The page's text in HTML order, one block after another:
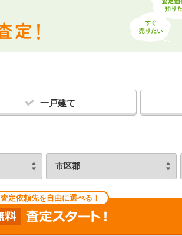
一戸建て
査定依頼先を自由に選べる！